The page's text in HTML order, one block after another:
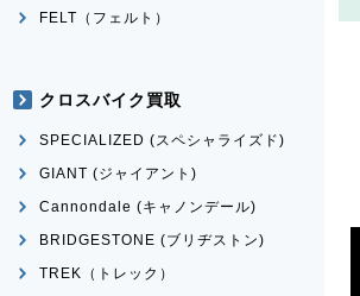
FELT（フェルト）
クロスバイク買取
SPECIALIZED (スペシャライズド)
GIANT (ジャイアント)
Cannondale (キャノンデール)
BRIDGESTONE (ブリヂストン)
TREK（トレック）